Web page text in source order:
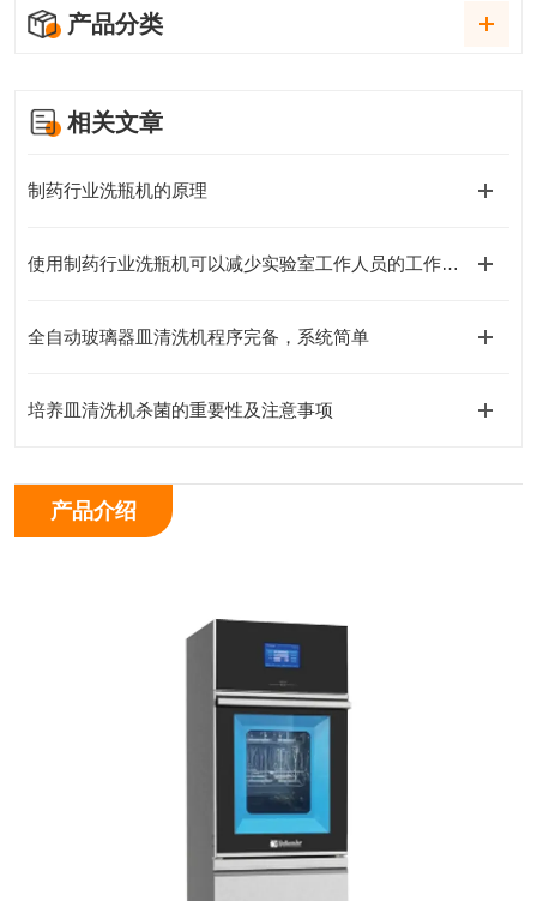
产品分类
相关文章
制药行业洗瓶机的原理
使用制药行业洗瓶机可以减少实验室工作人员的工作负荷
全自动玻璃器皿清洗机程序完备，系统简单
培养皿清洗机杀菌的重要性及注意事项
产品介绍